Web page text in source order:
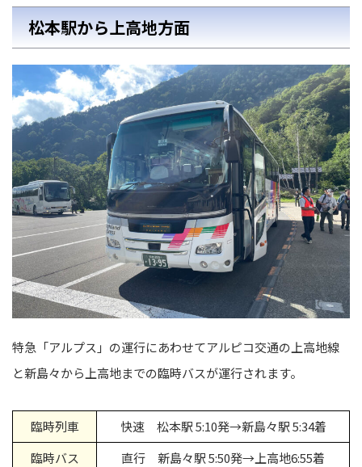
松本駅から上高地方面
特急「アルプス」の運行にあわせてアルピコ交通の上高地線
と新島々から上高地までの臨時バスが運行されます。
臨時列車
快速 松本駅 5:10発→新島々駅 5:34着
臨時バス
直行 新島々駅 5:50発→上高地6:55着